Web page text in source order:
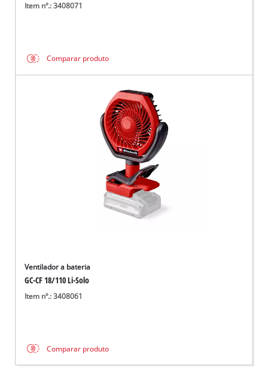
Item nº.: 3408071
Comparar produto
Ventilador a bateria
GC-CF 18/110 Li-Solo
Item nº.: 3408061
Comparar produto